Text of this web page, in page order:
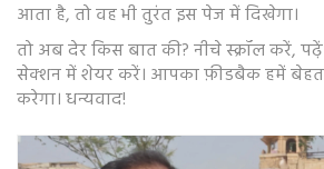
आता है, तो वह भी तुरंत इस पेज में दिखेगा।
तो अब देर किस बात की? नीचे स्क्रॉल करें,
सेक्शन में शेयर करें। आपका फ़ीडबैक हमें
करेगा। धन्यवाद!